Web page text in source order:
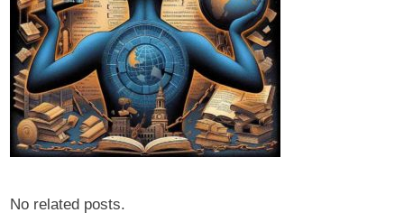
No related posts.